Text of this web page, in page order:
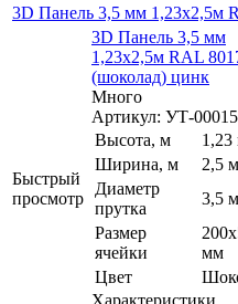
3D Панель 3,5 мм 1,23х2,5м
Быстрый
просмотр
3D Панель 3,5 мм
1,23х2,5м RAL
(шоколад) цинк
Много
Артикул: УТ-
Высота, м
1,23
Ширина, м
2,5 м
Диаметр
прутка
3,5
Размер
ячейки
мм
Цвет
Характеристики